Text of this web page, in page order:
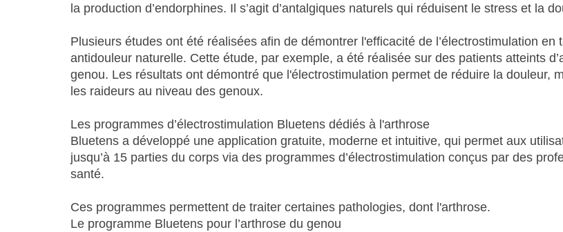
la production d’endorphines. Il s’agit d’antalgiques naturels qui réduisent le stress et la
Plusieurs études ont été réalisées afin de démontrer l'efficacité de l’électrostimulation en
antidouleur naturelle. Cette étude, par exemple, a été réalisée sur des patients atteints
genou. Les résultats ont démontré que l'électrostimulation permet de réduire la douleur,
les raideurs au niveau des genoux.
Les programmes d’électrostimulation Bluetens dédiés à l'arthrose
Bluetens a développé une application gratuite, moderne et intuitive, qui permet aux
jusqu’à 15 parties du corps via des programmes d’électrostimulation conçus par des
santé.
Ces programmes permettent de traiter certaines pathologies, dont l'arthrose.
Le programme Bluetens pour l’arthrose du genou